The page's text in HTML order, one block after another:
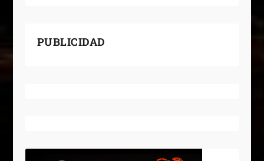
PUBLICIDAD